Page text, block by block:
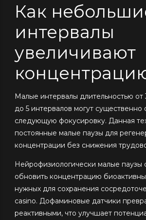
Как
интервалы
увеличивают
Малые интервалы длительностью
до 5 интервалов могут существенно
следующую фокусировку. Данная
постоянные малые паузы для
концентрации без снижения
Нейрофизиологически малые паузы
обновить концентрацию
нужных для сохранения
casino. Дофаминовые датчики
реактивными, что улучшает